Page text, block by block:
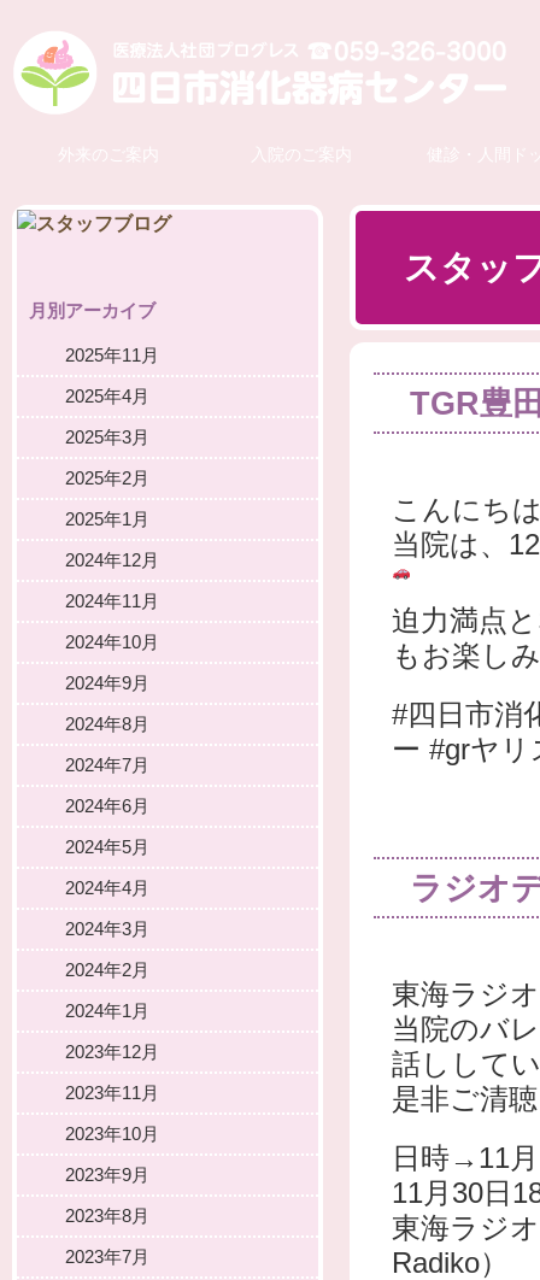
外来のご案内 入院のご案内 健診・人間ド
スタッ
TGR豊
こんにち
当院は、
迫力満点
もお楽し
#四日市消
ー #grヤリ
ラジオ
東海ラジ
当院のバ
話しして
是非ご清
日時→11
11月30日
東海ラジ
Radiko）
月別アーカイブ
2025年11月
2025年4月
2025年3月
2025年2月
2025年1月
2024年12月
2024年11月
2024年10月
2024年9月
2024年8月
2024年7月
2024年6月
2024年5月
2024年4月
2024年3月
2024年2月
2024年1月
2023年12月
2023年11月
2023年10月
2023年9月
2023年8月
2023年7月